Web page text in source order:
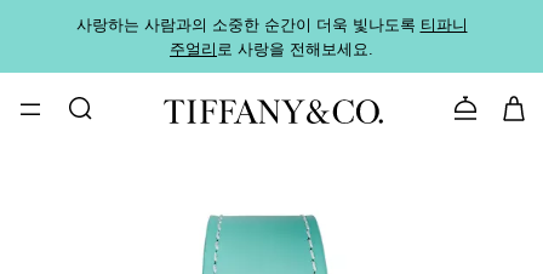
사랑하는 사람과의 소중한 순간이 더욱 빛나도록 티파니
주얼리로 사랑을 전해보세요.
문의하기